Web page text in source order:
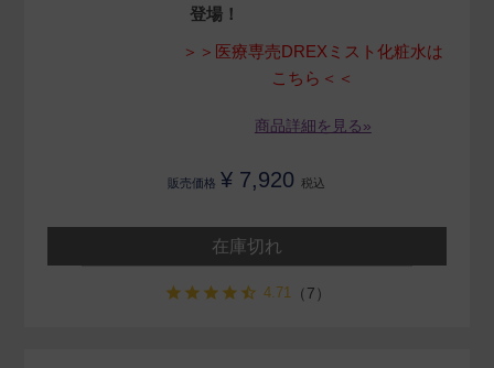
登場！
＞＞医療専売DREXミスト化粧水は
こちら＜＜
商品詳細を見る»
販売価格 ¥ 7,920 税込
在庫切れ
4.71（7）